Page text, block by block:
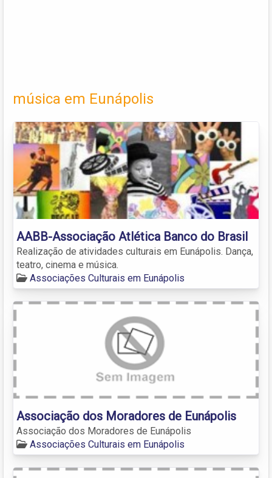
música em Eunápolis
AABB-Associação Atlética Banco do Brasil
Realização de atividades culturais em Eunápolis. Dança,
teatro, cinema e música.
Associações Culturais em Eunápolis
Associação dos Moradores de Eunápolis
Associação dos Moradores de Eunápolis
Associações Culturais em Eunápolis